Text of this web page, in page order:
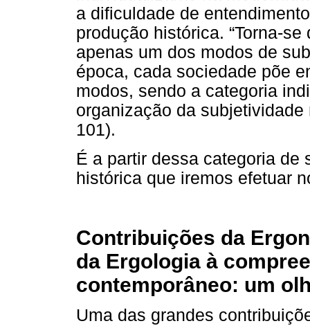
a dificuldade de
produção histórica. “Torna-
apenas um dos modos de
época, cada sociedade põe
modos, sendo a categoria
organização da subjetividade
101).
É a partir dessa categoria de
histórica que iremos efetuar
Contribuições da
da Ergologia à
contemporâneo: um
Uma das grandes